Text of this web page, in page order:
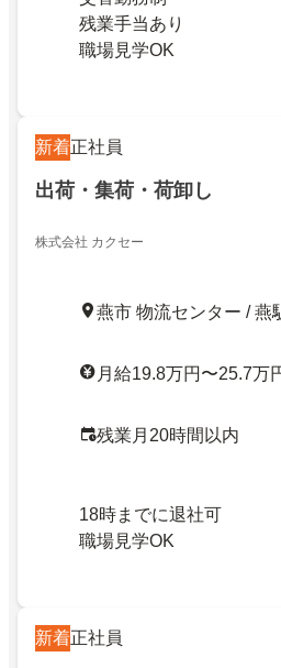
残業手当あり
職場見学OK
新着正社員
出荷・集荷・荷卸し
株式会社 カクセー
燕市 物流センター / 燕
月給19.8万円〜25.7万
残業月20時間以内
18時までに退社可
職場見学OK
新着正社員